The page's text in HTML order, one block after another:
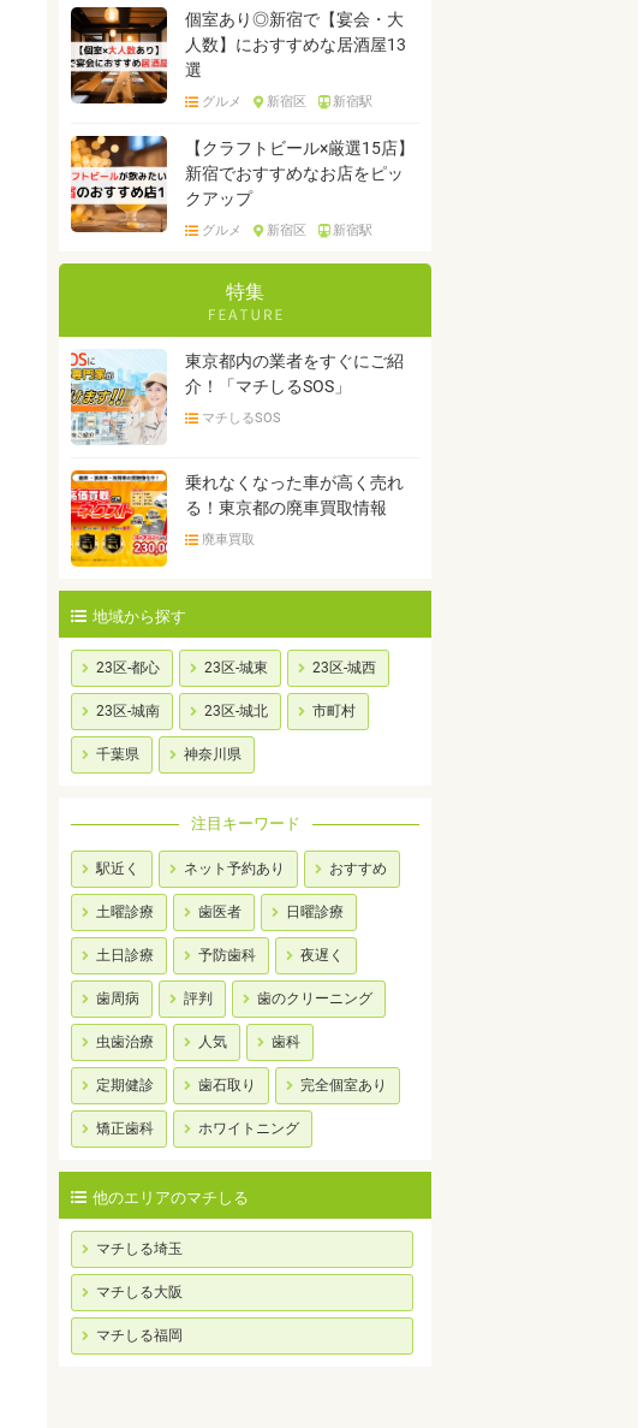
個室あり◎新宿で【宴会・大
人数】におすすめな居酒屋13
選
グルメ 新宿区 新宿駅
【クラフトビール×厳選15店】
新宿でおすすめなお店をピッ
クアップ
グルメ 新宿区 新宿駅
特集
東京都内の業者をすぐにご紹
介！「マチしるSOS」
マチしるSOS
乗れなくなった車が高く売れ
る！東京都の廃車買取情報
廃車買取
地域から探す
23区-都心 23区-城東 23区-城西
23区-城南 23区-城北 市町村
千葉県 神奈川県
注目キーワード
駅近く ネット予約あり おすすめ
土曜診療 歯医者 日曜診療
土日診療 予防歯科 夜遅く
歯周病 評判 歯のクリーニング
虫歯治療 人気 歯科
定期健診 歯石取り 完全個室あり
矯正歯科 ホワイトニング
他のエリアのマチしる
マチしる埼玉
マチしる大阪
マチしる福岡